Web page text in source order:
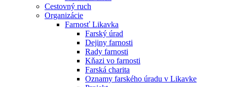
Cestovný ruch
Organizácie
Farnosť Likavka
Farský úrad
Dejiny farnosti
Rady farnosti
Kňazi vo farnosti
Farská charita
Oznamy farského úradu v Likavke